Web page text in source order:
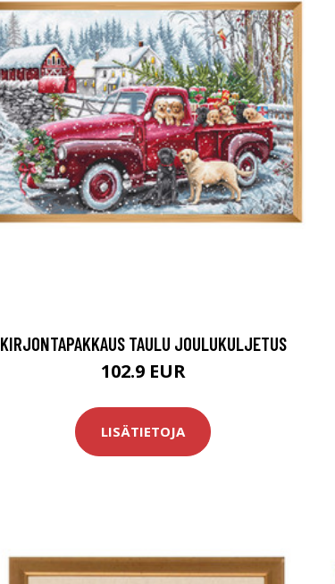
KIRJONTAPAKKAUS TAULU JOULUKULJETUS
102.9 EUR
LISÄTIETOJA